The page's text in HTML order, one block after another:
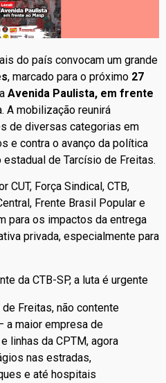
do país convocam um grande
, marcado para o próximo 27
Avenida Paulista, em frente
A mobilização reunirá
de diversas categorias em
e contra o avanço da política
de Tarcísio de Freitas.
CUT, Força Sindical, CTB,
Frente Brasil Popular e
para os impactos da entrega
privada, especialmente para
da CTB-SP, a luta é urgente
Freitas, não contente
a maior empresa de
linhas da CPTM, agora
nas estradas,
e até hospitais